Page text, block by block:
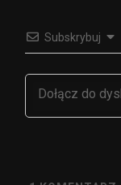
Subskrybuj